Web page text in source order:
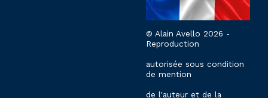
© Alain Avello 2026 -
Reproduction
autorisée sous condition
de mention
de l'auteur et de la